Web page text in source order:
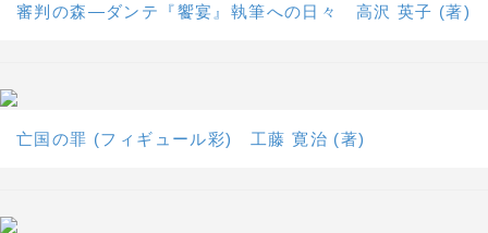
審判の森―ダンテ『饗宴』執筆への日々 高沢 英子 (著)
亡国の罪 (フィギュール彩) 工藤 寛治 (著)